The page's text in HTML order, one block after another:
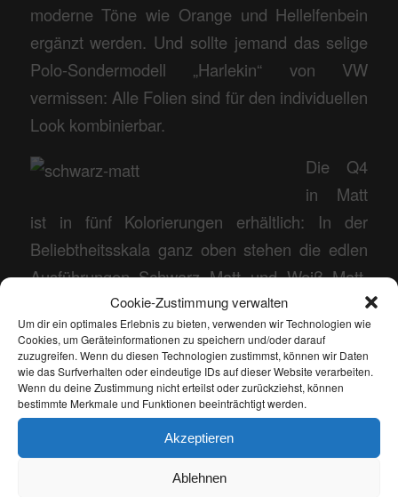
Cookie-Zustimmung verwalten
Um dir ein optimales Erlebnis zu bieten, verwenden wir Technologien wie
Cookies, um Geräteinformationen zu speichern und/oder darauf
zuzugreifen. Wenn du diesen Technologien zustimmst, können wir Daten
wie das Surfverhalten oder eindeutige IDs auf dieser Website verarbeiten.
Wenn du deine Zustimmung nicht erteilst oder zurückziehst, können
bestimmte Merkmale und Funktionen beeinträchtigt werden.
Akzeptieren
Ablehnen
moderne Töne wie Orange und Hellelfenbein
ergänzt werden. Und sollte jemand das selige
Polo-Sondermodell „Harlekin“ von VW
vermissen: Alle Folien sind für den individuellen
Look kombinierbar.
Die Q4
in Matt
ist in fünf Kolorierungen erhältlich: In der
Beliebtheitsskala ganz oben stehen die edlen
Ausführungen Schwarz Matt und Weiß Matt.
Einen repräsentativen Auftritt verspricht die
Farbe Militär-grün. Darüber hinaus passen
gerade matte Folien optimal zu weiteren
Designfolien aus dem Hause FOLIATEC®.com.
Dazu zählen die CARBODY Designfolie Ultra
Carbon mit fühlbarer Oberflächenstruktur oder
die digital gedruckte CARBODY Designfolie